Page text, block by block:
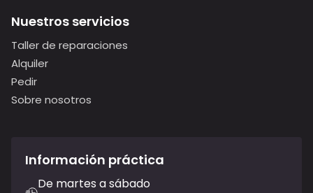
Nuestros servicios
Taller de reparaciones
Alquiler
Pedir
Sobre nosotros
Información práctica
De martes a sábado